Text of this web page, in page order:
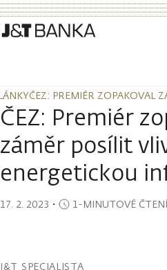
ČEZ: PREMIÉR ZOPAKOVAL
ČEZ: PREMIÉR ZOPAKOVAL
ČEZ: Premiér
záměr posílit
energetickou
17. 2. 2023 ・ 1-MINUTOVÉ ČTENÍ
J&T SPECIALISTA